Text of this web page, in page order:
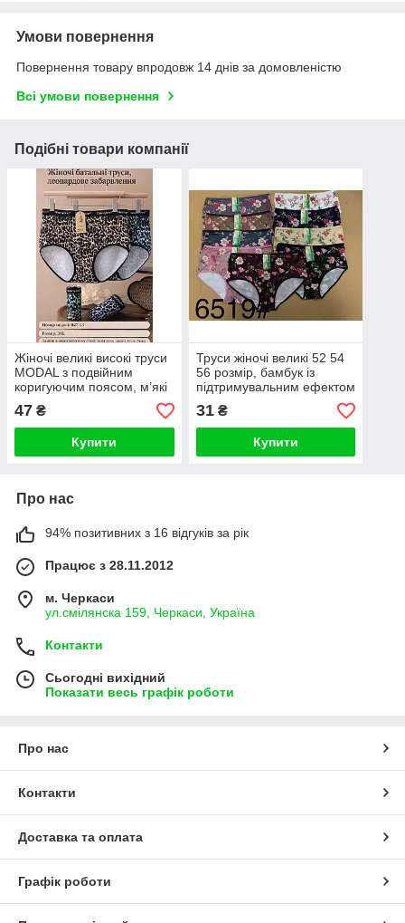
Умови повернення
Повернення товару впродовж 14 днів за домовленістю
Всі умови повернення
Подібні товари компанії
Жіночі великі високі труси
MODAL з подвійним
коригуючим поясом, м’які
та комфортні, батальні,
оптом 54–58
47 ₴
Купити
Труси жіночі великі 52 54
56 розмір, бамбук із
підтримувальним ефектом
і плоским швом, який не
натирає
31₴
Купити
Про нас
94% позитивних з 16 відгуків за рік
Працює з 28.11.2012
м. Черкаси
ул.смілянска 159, Черкаси, Україна
Контакти
Сьогодні вихідний
Показати весь графік роботи
Про нас
Контакти
Доставка та оплата
Графік роботи